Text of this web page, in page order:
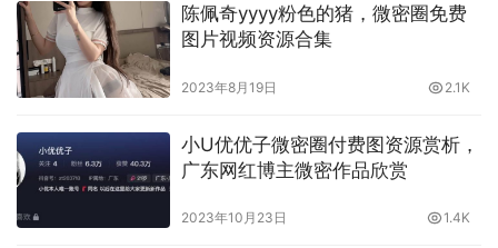
门，更多COSER邀您一起欣赏更精彩的
COSPLAY！~
认可和喜爱。她开始接到越来越多的插画设计任务，甚至有
一些品牌也开始邀请她合作。这让果儿感到非常兴奋和自
豪，她终于实现了自己的梦想，成为了一名优秀的插画师。
陈佩奇yyyy粉色的猪，微密圈免费
图片视频资源合集
2023年8月19日 2.1K
小U优优子微密圈付费图资源赏析，
广东网红博主微密作品欣赏
2023年10月23日 1.4K